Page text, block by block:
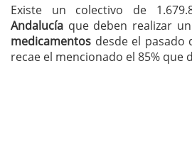
Existe un colectivo de
Andalucía que deben realizar un
medicamentos desde el pasado
recae el mencionado el 85% que